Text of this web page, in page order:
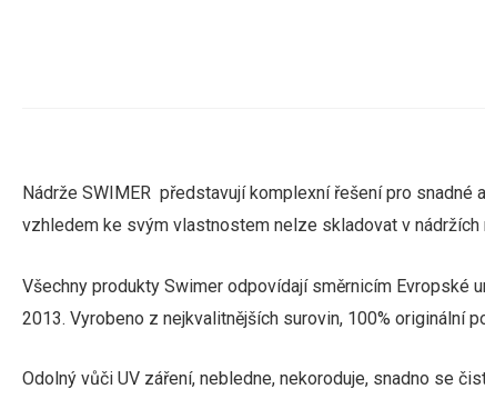
Nádrže SWIMER představují komplexní řešení pro snadné
vzhledem ke svým vlastnostem nelze skladovat v nádržích
Všechny produkty Swimer odpovídají směrnicím Evropské
2013. Vyrobeno z nejkvalitnějších surovin, 100% originální
Odolný vůči UV záření, nebledne, nekoroduje, snadno se